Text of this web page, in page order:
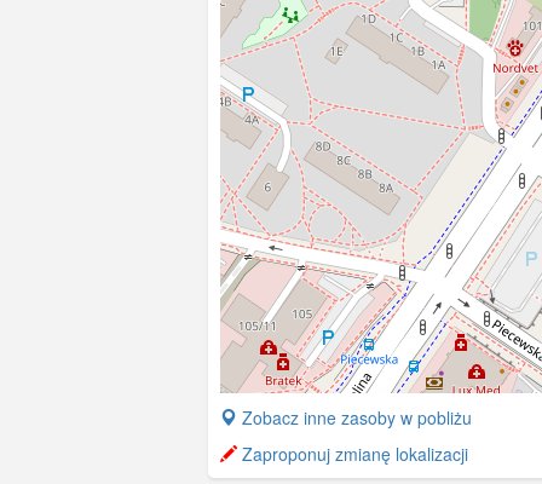
+
−
Zobacz inne zasoby w pobliżu
Zaproponuj zmianę lokalizacji